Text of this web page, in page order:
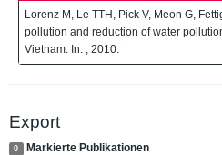
Lorenz M, Le TTH, Pick V, Meon G,
pollution and reduction of water
Vietnam. In: ; 2010.
Export
0
Markierte Publikationen